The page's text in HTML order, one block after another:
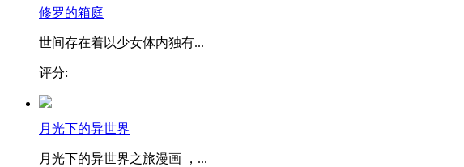
修罗的箱庭
世间存在着以少女体内独有...
评分:
月光下的异世界
月光下的异世界之旅漫画 ，...